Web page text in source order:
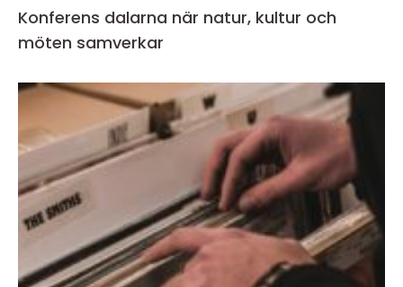
Konferens dalarna när natur, kultur och
möten samverkar